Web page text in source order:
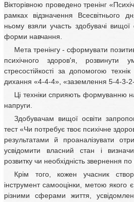
Вікторівною проведено тренінг
рамках відзначення Всесвітнього
ньому взяли участь здобувачі вищої
форми навчання. ​
Мета тренінгу - сформувати
психічного здоров'я, розвинути
стресостійкості за допомогою
дихання «4-4-4», «заземлення 5-4-3-
Ці техніки сприяють формуванню
напруги.
Здобувачам вищої освіти
тест «Чи потребує твоє психічне
результатами й проаналізувати
усвідомити власний стан і
розвитку чи необхідність звернення по
Крім того, кожен учасник
інструмент самооцінки, метою якого
різними сферами життя,